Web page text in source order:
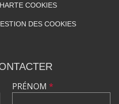
COOKIES
DES COOKIES
PRÉNOM *